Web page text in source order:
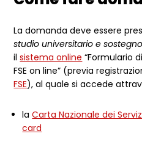
La domanda deve essere
studio universitario e
ilsistema online “Formulario
FSE on line” (previa
FSE), al quale si accede
laCarta Nazionale dei
card